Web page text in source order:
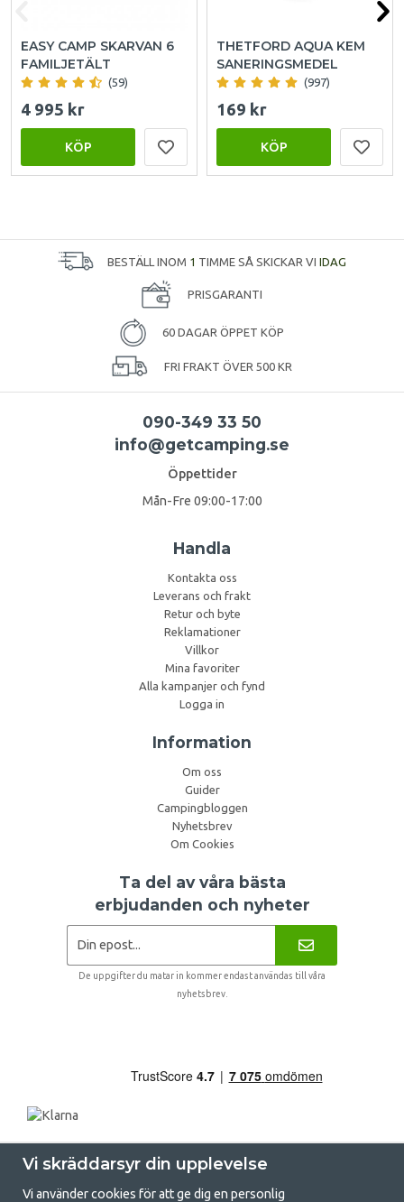
EASY CAMP SKARVAN 6
FAMILJETÄLT
(59)
4 995 kr
KÖP
THETFORD AQUA KEM
SANERINGSMEDEL
(997)
169 kr
KÖP
BESTÄLL INOM 1 TIMME SÅ SKICKAR VI IDAG
PRISGARANTI
60 DAGAR ÖPPET KÖP
FRI FRAKT ÖVER 500 KR
090-349 33 50
info@getcamping.se
Öppettider
Mån-Fre 09:00-17:00
Handla
Kontakta oss
Leverans och frakt
Retur och byte
Reklamationer
Villkor
Mina favoriter
Alla kampanjer och fynd
Logga in
Information
Om oss
Guider
Campingbloggen
Nyhetsbrev
Om Cookies
Ta del av våra bästa
erbjudanden och nyheter
De uppgifter du matar in kommer endast användas till våra
nyhetsbrev.
Vi skräddarsyr din upplevelse
Vi använder cookies för att ge dig en personlig